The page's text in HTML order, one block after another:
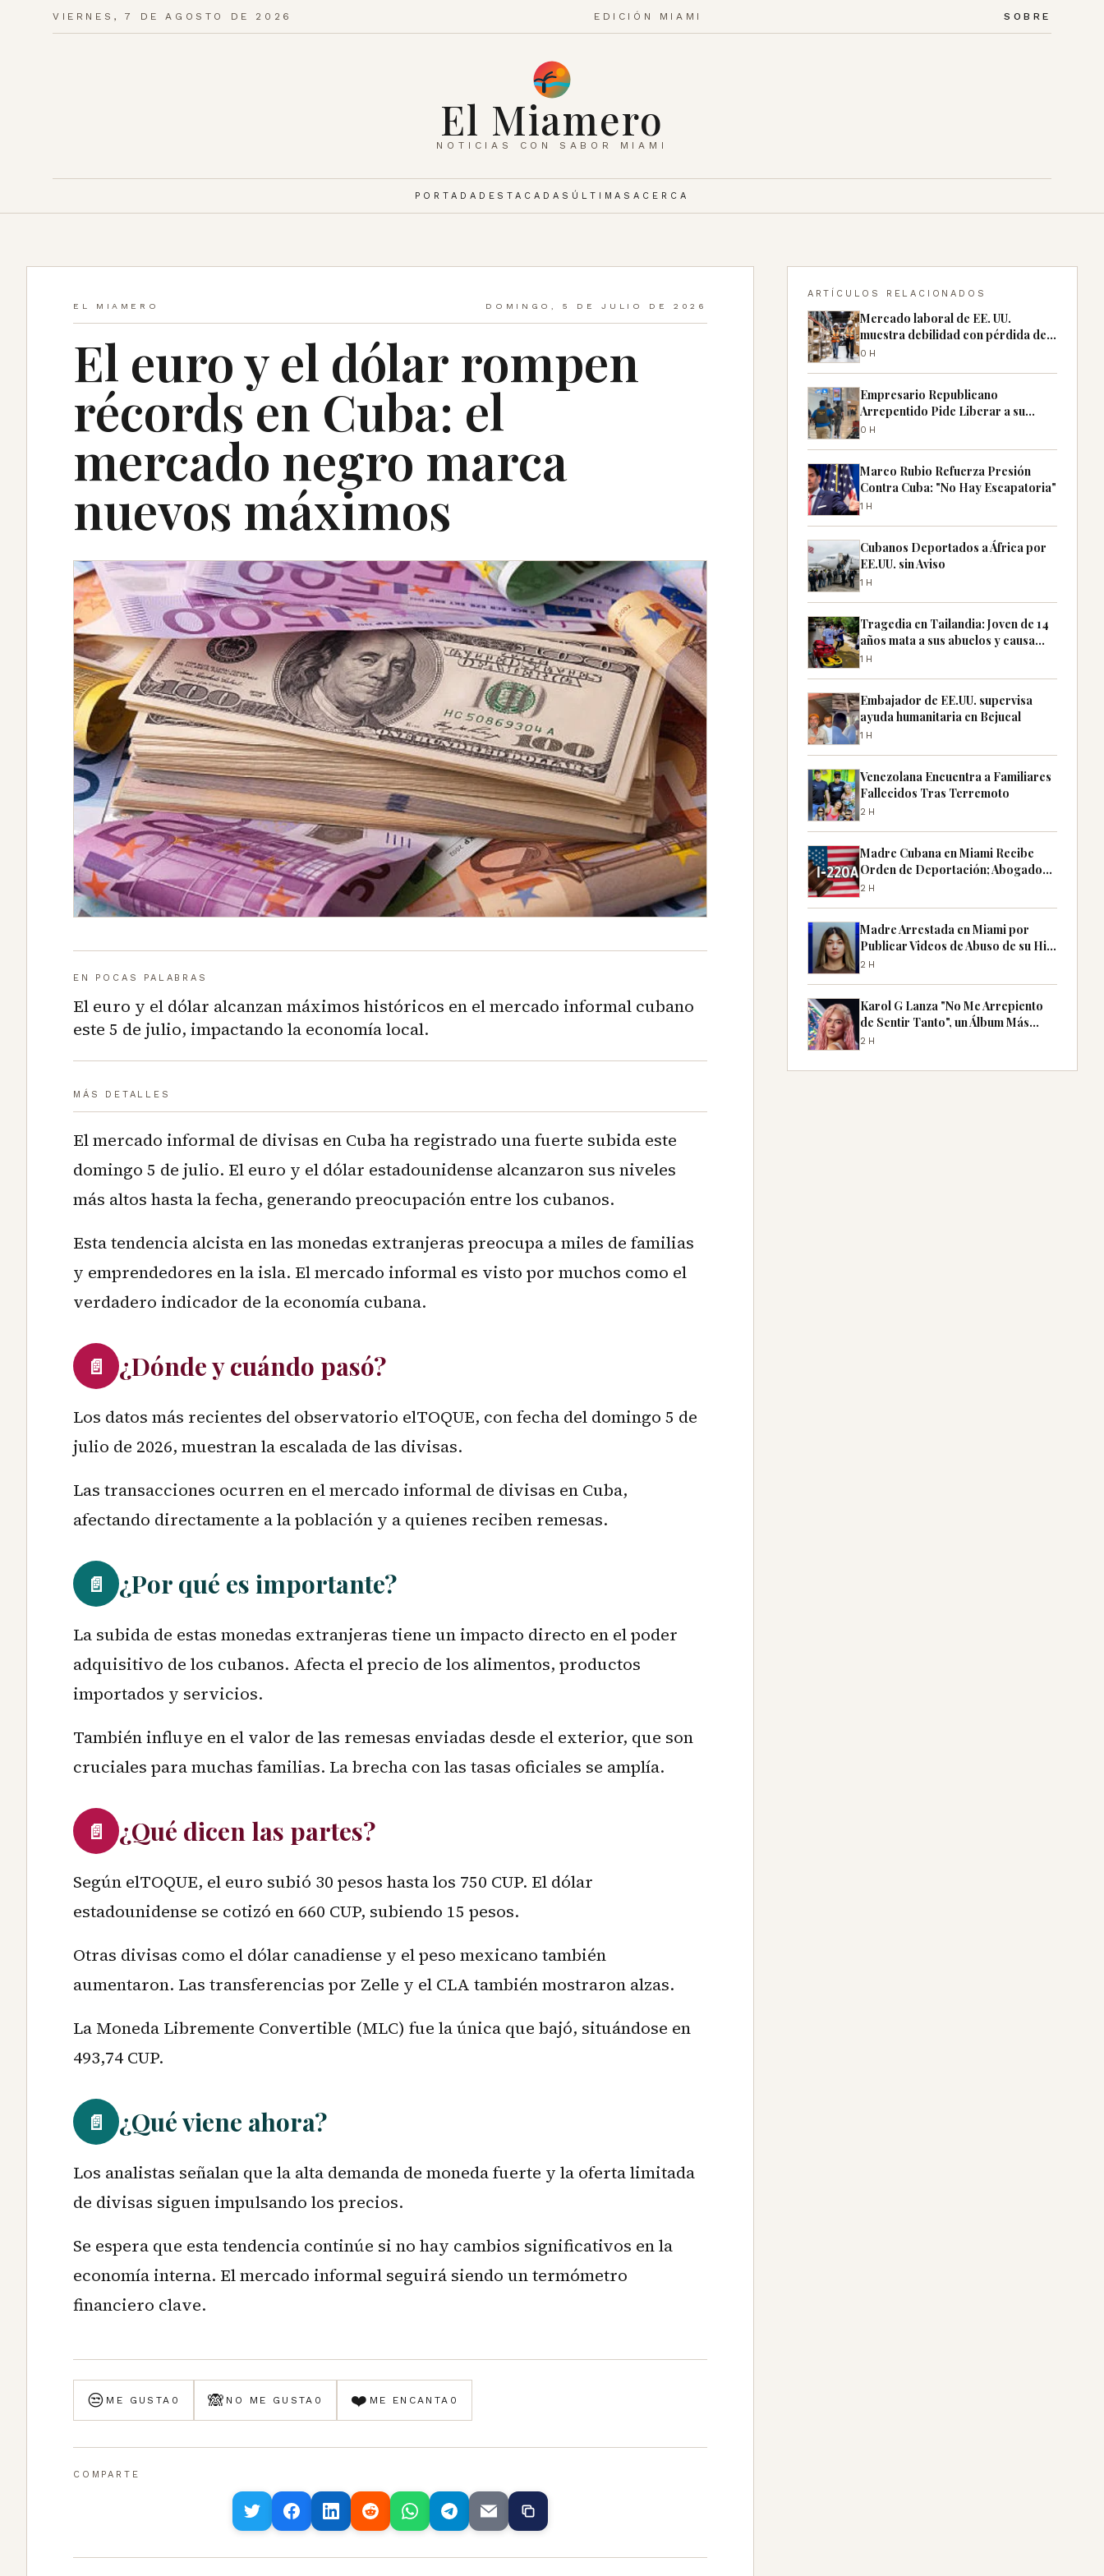
VIERNES, 7 DE AGOSTO DE 2026 EDICIÓN MIAMI SOBRE
El Miamero
NOTICIAS CON SABOR MIAMI
PORTADA DESTACADAS ÚLTIMASACERCA
EL MIAMERO DOMINGO, 5 DE JULIO DE 2026
El euro y el dólar rompen
récords en Cuba: el
mercado negro marca
nuevos máximos
EN POCAS PALABRAS
El euro y el dólar alcanzan máximos históricos en el mercado informal cubano
este 5 de julio, impactando la economía local.
MÁS DETALLES
El mercado informal de divisas en Cuba ha registrado una fuerte subida este
domingo 5 de julio. El euro y el dólar estadounidense alcanzaron sus niveles
más altos hasta la fecha, generando preocupación entre los cubanos.
Esta tendencia alcista en las monedas extranjeras preocupa a miles de familias
y emprendedores en la isla. El mercado informal es visto por muchos como el
verdadero indicador de la economía cubana.
📄 ¿Dónde y cuándo pasó?
Los datos más recientes del observatorio elTOQUE, con fecha del domingo 5 de
julio de 2026, muestran la escalada de las divisas.
Las transacciones ocurren en el mercado informal de divisas en Cuba,
afectando directamente a la población y a quienes reciben remesas.
📄 ¿Por qué es importante?
La subida de estas monedas extranjeras tiene un impacto directo en el poder
adquisitivo de los cubanos. Afecta el precio de los alimentos, productos
importados y servicios.
También influye en el valor de las remesas enviadas desde el exterior, que son
cruciales para muchas familias. La brecha con las tasas oficiales se amplía.
📄 ¿Qué dicen las partes?
Según elTOQUE, el euro subió 30 pesos hasta los 750 CUP. El dólar
estadounidense se cotizó en 660 CUP, subiendo 15 pesos.
Otras divisas como el dólar canadiense y el peso mexicano también
aumentaron. Las transferencias por Zelle y el CLA también mostraron alzas.
La Moneda Libremente Convertible (MLC) fue la única que bajó, situándose en
493,74 CUP.
📄 ¿Qué viene ahora?
Los analistas señalan que la alta demanda de moneda fuerte y la oferta limitada
de divisas siguen impulsando los precios.
Se espera que esta tendencia continúe si no hay cambios significativos en la
economía interna. El mercado informal seguirá siendo un termómetro
financiero clave.
😒 ME GUSTA 0 🙈 NO ME GUSTA 0 ❤️ ME ENCANTA 0
COMPARTE
ARTÍCULOS RELACIONADOS
Mercado laboral de EE. UU.
muestra debilidad con pérdida de
empleos en julio
0H
Empresario Republicano
Arrepentido Pide Liberar a su
Prometida Detenida por ICE
0H
Marco Rubio Refuerza Presión
Contra Cuba: "No Hay Escapatoria"
1H
Cubanos Deportados a África por
EE.UU. sin Aviso
1H
Tragedia en Tailandia: Joven de 14
años mata a sus abuelos y causa
masacre en escuela
1H
Embajador de EE.UU. supervisa
ayuda humanitaria en Bejucal
1H
Venezolana Encuentra a Familiares
Fallecidos Tras Terremoto
2H
Madre Cubana en Miami Recibe
Orden de Deportación; Abogado
Ofrece Consejos Clave
2H
Madre Arrestada en Miami por
Publicar Videos de Abuso de su Hijo
en TikTok
2H
Karol G Lanza "No Me Arrepiento
de Sentir Tanto", un Álbum Más
Íntimo y Sentimental
2H